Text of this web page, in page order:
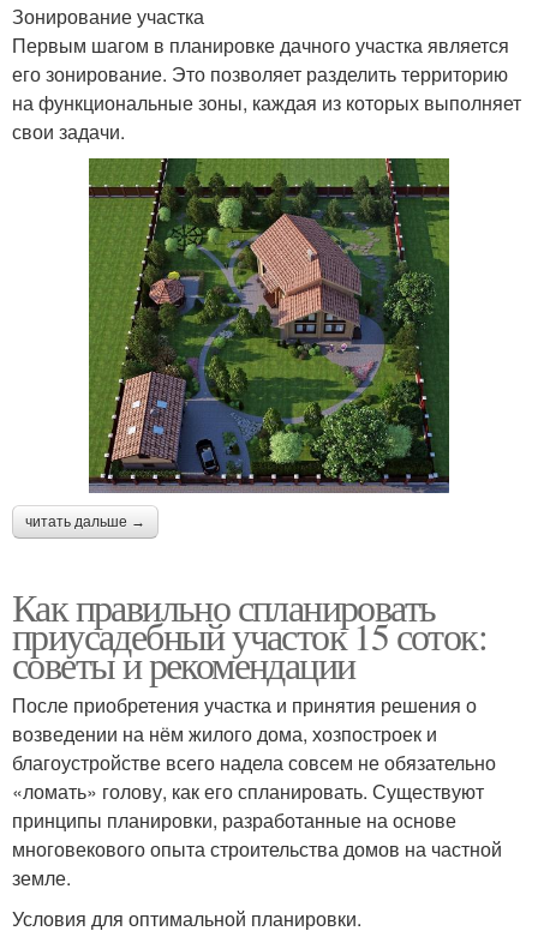
Зонирование участка
Первым шагом в планировке дачного участка является
его зонирование. Это позволяет разделить территорию
на функциональные зоны, каждая из которых выполняет
свои задачи.
читать дальше →
Как правильно спланировать
приусадебный участок 15 соток:
советы и рекомендации
После приобретения участка и принятия решения о
возведении на нём жилого дома, хозпостроек и
благоустройстве всего надела совсем не обязательно
«ломать» голову, как его спланировать. Существуют
принципы планировки, разработанные на основе
многовекового опыта строительства домов на частной
земле.
Условия для оптимальной планировки.